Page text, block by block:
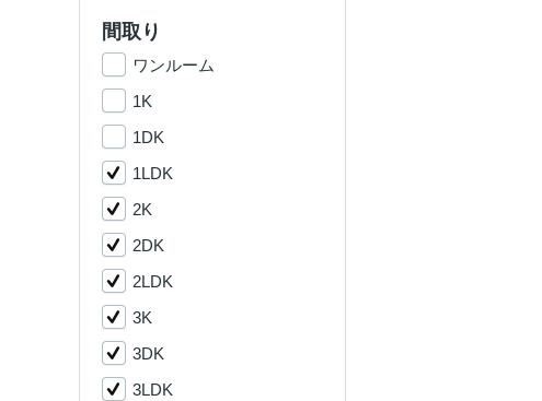
間取り
ワンルーム
1K
1DK
1LDK
2K
2DK
2LDK
3K
3DK
3LDK